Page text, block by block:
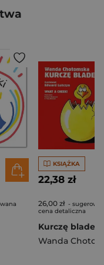
KSIĄŻKA
22,38 zł
26,00 zł -
cena detaliczna
Wanda